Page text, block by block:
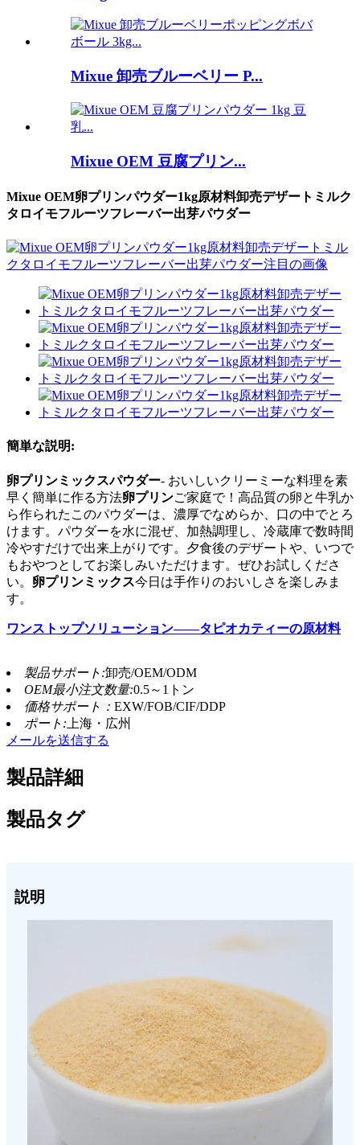
Mixue 卸売ブルーベリー P...
Mixue OEM 豆腐プリン...
Mixue OEM卵プリンパウダー1kg原材料卸売デザートミルク
タロイモフルーツフレーバー出芽パウダー
簡単な説明:
卵プリンミックスパウダー- おいしいクリーミーな料理を素
早く簡単に作る方法卵プリンご家庭で！高品質の卵と牛乳か
ら作られたこのパウダーは、濃厚でなめらか、口の中でとろ
けます。パウダーを水に混ぜ、加熱調理し、冷蔵庫で数時間
冷やすだけで出来上がりです。夕食後のデザートや、いつで
もおやつとしてお楽しみいただけます。ぜひお試しくださ
い。 卵プリンミックス今日は手作りのおいしさを楽しみま
す。
ワンストップソリューション——タピオカティーの原材料
製品サポート:卸売/OEM/ODM
OEM最小注文数量:0.5～1トン
価格サポート： EXW/FOB/CIF/DDP
ポート: 上海・広州
メールを送信する
製品詳細
製品タグ
説明